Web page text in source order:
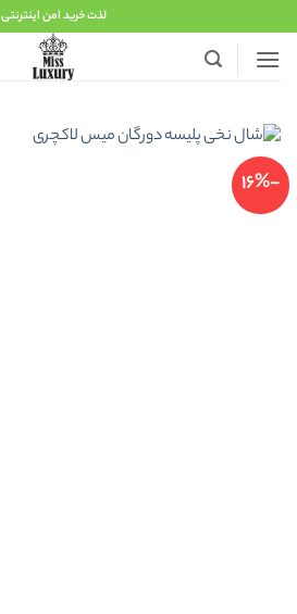
to
content
لذت خرید امن اینترنتی
-16%